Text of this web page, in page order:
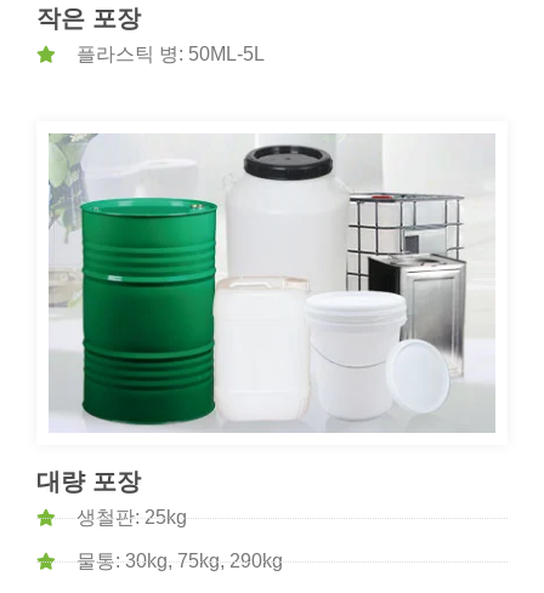
작은 포장
플라스틱 병: 50ML-5L
대량 포장
생철판: 25kg
물통: 30kg, 75kg, 290kg